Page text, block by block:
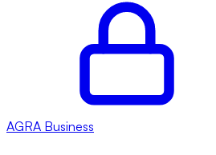
AGRA Business